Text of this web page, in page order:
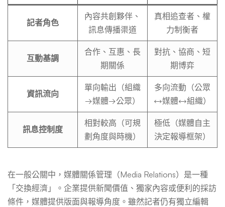
記者角色
內容共創夥伴、
訊息傳播渠道
真相追查者、權
力制衡者
互動基調
合作、互惠、長
期關係
對抗、協商、短
期博弈
資訊流向
單向輸出（組織
→媒體→公眾）
多向流動（公眾
↔媒體↔組織）
訊息控制度
相對較高（可規
劃角度與時機）
極低（媒體自主
決定報導框架）
在一般公關中，媒體關係管理（Media Relations）是一種
「交換經濟」。企業提供新聞價值、獨家內容或便利的採訪
條件，媒體提供版面與報導角度。雖然記者仍有獨立編輯